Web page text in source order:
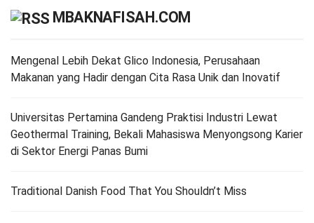
MBAKNAFISAH.COM
Mengenal Lebih Dekat Glico Indonesia, Perusahaan
Makanan yang Hadir dengan Cita Rasa Unik dan Inovatif
Universitas Pertamina Gandeng Praktisi Industri Lewat
Geothermal Training, Bekali Mahasiswa Menyongsong Karier
di Sektor Energi Panas Bumi
Traditional Danish Food That You Shouldn’t Miss